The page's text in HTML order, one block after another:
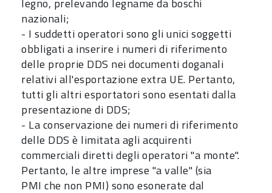
legno, prelevando legname da boschi
nazionali;
- I suddetti operatori sono gli unici soggetti
obbligati a inserire i numeri di riferimento
delle proprie DDS nei documenti doganali
relativi all'esportazione extra UE. Pertanto,
tutti gli altri esportatori sono esentati dalla
presentazione di DDS;
- La conservazione dei numeri di riferimento
delle DDS è limitata agli acquirenti
commerciali diretti degli operatori "a monte".
Pertanto, le altre imprese "a valle" (sia
PMI che non PMI) sono esonerate dal